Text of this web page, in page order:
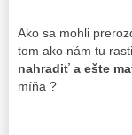
Ako sa mohli
tom ako nám tu
nahradiť a ešte
míňa ?